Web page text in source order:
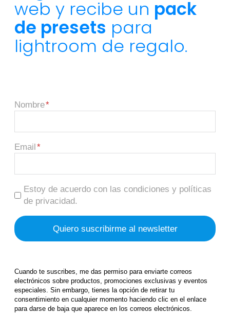
web y recibe un pack
de presets para
lightroom de regalo.
Nombre
Email
Estoy de acuerdo con las condiciones y políticas
de privacidad.
Cuando te suscribes, me das permiso para enviarte correos
electrónicos sobre productos, promociones exclusivas y eventos
especiales. Sin embargo, tienes la opción de retirar tu
consentimiento en cualquier momento haciendo clic en el enlace
para darse de baja que aparece en los correos electrónicos.